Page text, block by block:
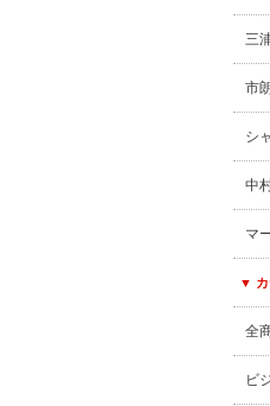
三
市
シ
中
マ
▼ カ
全
ビ